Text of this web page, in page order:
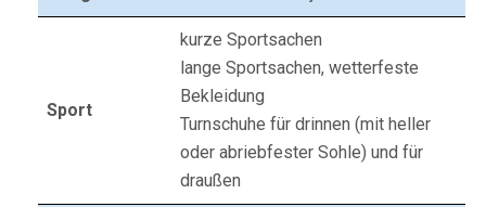
Sport
kurze Sportsachen
lange Sportsachen, wetterfeste
Bekleidung
Turnschuhe für drinnen (mit heller
oder abriebfester Sohle) und für
draußen